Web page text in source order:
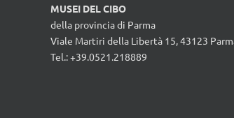
MUSEI DEL CIBO
della provincia di Parma
Viale Martiri della Libertà 15, 43123
Tel.: +39.0521.218889